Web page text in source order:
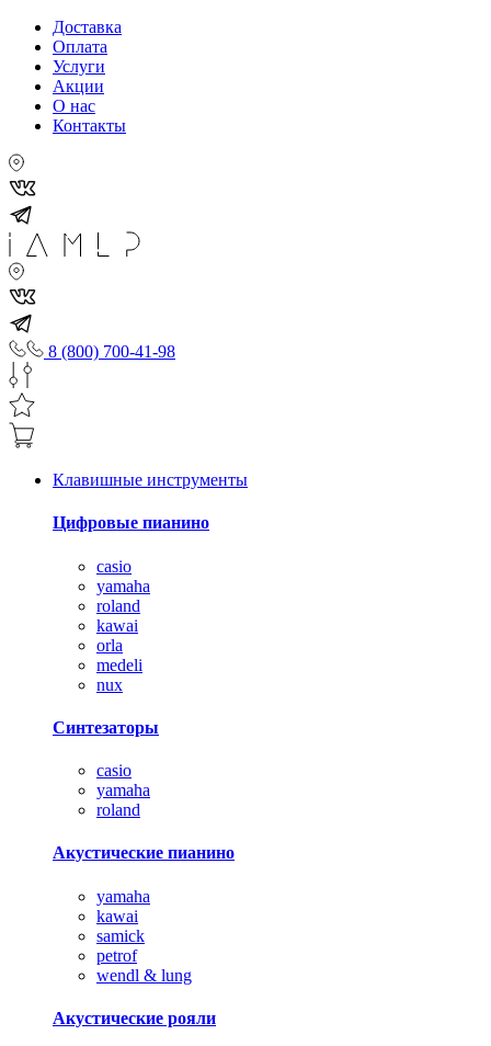
Доставка
Оплата
Услуги
Акции
О нас
Контакты
8 (800) 700-41-98
Клавишные инструменты
Цифровые пианино
casio
yamaha
roland
kawai
orla
medeli
nux
Синтезаторы
casio
yamaha
roland
Акустические пианино
yamaha
kawai
samick
petrof
wendl & lung
Акустические рояли